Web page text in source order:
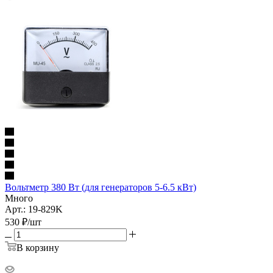
Вольтметр 380 Вт (для генераторов 5-6.5 кВт)
Много
Арт.: 19-829K
530 ₽/шт
В корзину